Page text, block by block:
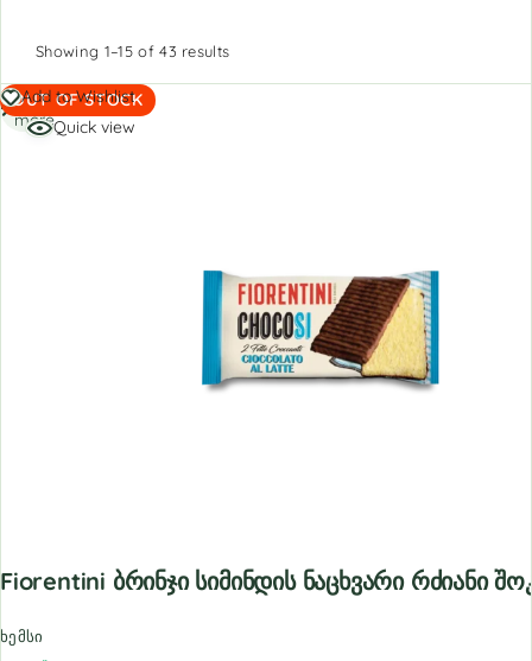
Showing 1–15 of 43 results
OUT OF STOCK
Add to Wishlist
Quick view
Fiorentini Ბრინჯი Სიმინდის Ნაცხვარი Რძიანი
ხემსი
Read
more